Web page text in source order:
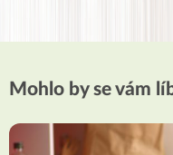
Mohlo by se vám